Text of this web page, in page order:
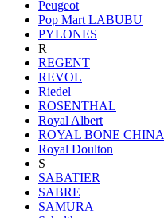
Peugeot
Pop Mart LABUBU
PYLONES
R
REGENT
REVOL
Riedel
ROSENTHAL
Royal Albert
ROYAL BONE CHINA
Royal Doulton
S
SABATIER
SABRE
SAMURA